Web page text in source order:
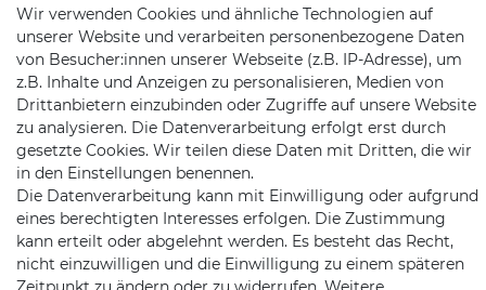
Jochim-Klindt-Str. 5
22926 Ahrensburg
Schnellversand auf Facebook
Schnellversand auf Twitter
Schnellversand auf YouTube
Schnellversand auf
Schnellversand
Wir verwenden Cookies und ähnliche Technologien auf
unserer Website und verarbeiten personenbezogene Daten
von Besucher:innen unserer Webseite (z.B. IP-Adresse), um
z.B. Inhalte und Anzeigen zu personalisieren, Medien von
Drittanbietern einzubinden oder Zugriffe auf unsere Website
zu analysieren. Die Datenverarbeitung erfolgt erst durch
gesetzte Cookies. Wir teilen diese Daten mit Dritten, die wir
in den Einstellungen benennen.
Die Datenverarbeitung kann mit Einwilligung oder aufgrund
eines berechtigten Interesses erfolgen. Die Zustimmung
kann erteilt oder abgelehnt werden. Es besteht das Recht,
nicht einzuwilligen und die Einwilligung zu einem späteren